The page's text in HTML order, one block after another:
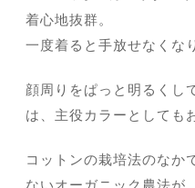
着心地抜群。
一度着ると手放せなくな
顔周りをぱっと明るくし
は、主役カラーとしても
コットンの栽培法のなか